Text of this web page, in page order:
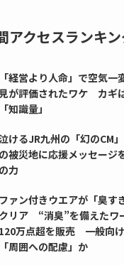
アクセスランキ
「経営より人命」で空気
が評価されたワケ カギ
「知識量」
けるJR九州の「幻のCM
の被災地に応援メッセージ
の力
ファン付きウエアが「臭す
クリア “消臭”を備えたワ
120万点超を販売 一般向
「周囲への配慮」か